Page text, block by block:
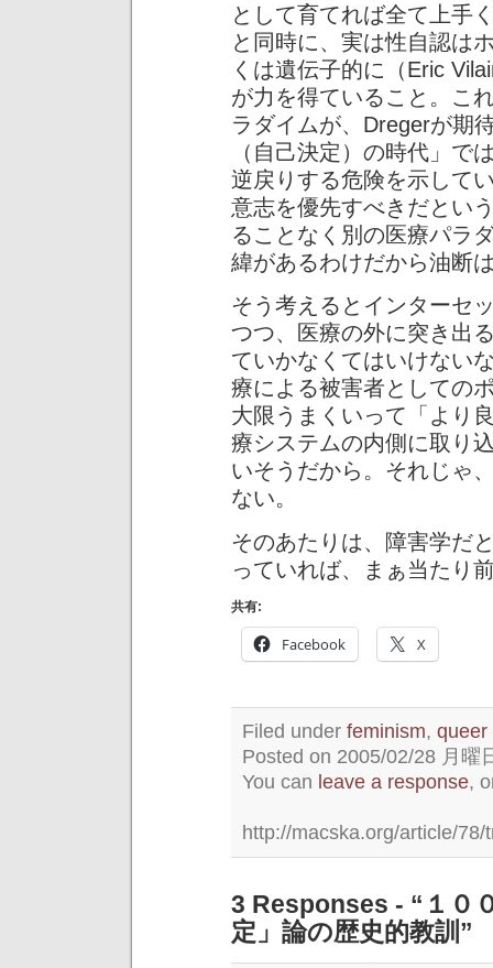
として育てれば全て上手
と同時に、実は性自認は
くは遺伝子的に（Eric
が力を得ていること。こ
ラダイムが、Dregerが期
（自己決定）の時代」で
逆戻りする危険を示して
意志を優先すべきだとい
ることなく別の医療パラ
緯があるわけだから油断
そう考えるとインターセ
つつ、医療の外に突き出
ていかなくてはいけない
療による被害者としての
大限うまくいって「より
療システムの内側に取り
いそうだから。それじゃ
ない。
そのあたりは、障害学だ
っていれば、まぁ当たり
共有:
Facebook X
Filed under feminism, queer
Posted on 2005/02/28 月曜
You can leave a response,
http://macska.org/article/78/
3 Responses - “１０
定」論の歴史的教訓”